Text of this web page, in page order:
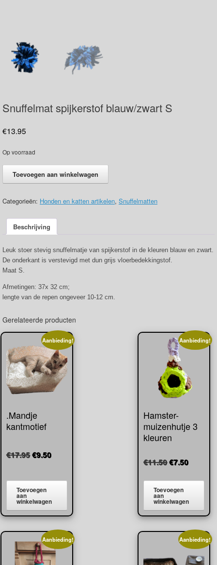
Snuffelmat spijkerstof blauw/zwart S
€13.95
Op voorraad
spijkerstof
S
aantal
Toevoegen aan winkelwagen
Categorieën: Honden en katten artikelen, Snuffelmatten
Beschrijving
Leuk stoer stevig snuffelmatje van spijkerstof in de kleuren blauw en zwart.
De onderkant is verstevigd met dun grijs vloerbedekkingstof.
Maat S.
Afmetingen: 37x 32 cm;
lengte van de repen ongeveer 10-12 cm.
Gerelateerde producten
Aanbieding!
.Mandje
kantmotief
€17.95Oorspronkelijke
€17.95.
€9.50Huidige
Toevoegen
aan
winkelwagen
Aanbieding!
Hamster-
muizenhutje 3
kleuren
€11.50
was:
€11.50.
€7.50Huidige
is:
Toevoegen
aan
winkelwagen
Aanbieding! Aanbieding!